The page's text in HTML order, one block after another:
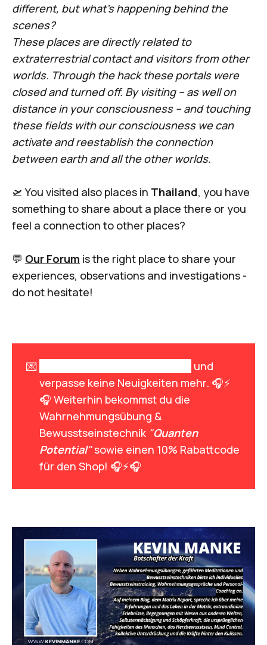
different, but what’s happening behind the
scenes?
These places are directly related to
extraterrestrial contact and visitors from other
worlds. Through the hack these portals were
closed and turned off. By visiting – as well on
distance in your consciousness – and touching
these fields with our consciousness we can
activate and reestablish the connection
between earth and all the other worlds.
🛫 You visited also places in Thailand, you have
something to share about a place there or you
feel a connection to other places?
💬 Our Forum is the right place to share your
experiences, observations and investigations -
do not hesitate!
💌
und
verpasse keine Neuigkeiten mehr. 🎧⚡
🎧 Weiterhin bekommst du die
Wahrnehmungsübung &
Bewusstseinstechnik "Quanten
Potential"sowie einen 10% Rabattcode
für den Shop! 🎧⚡🎧